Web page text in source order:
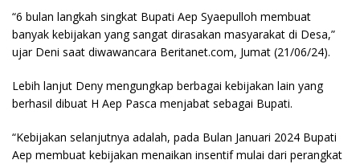
“6 bulan langkah singkat Bupati Aep Syaepulloh membuat
banyak kebijakan yang sangat dirasakan masyarakat di Desa,”
ujar Deni saat diwawancara Beritanet.com, Jumat (21/06/24).
Lebih lanjut Deny mengungkap berbagai kebijakan lain yang
berhasil dibuat H Aep Pasca menjabat sebagai Bupati.
“Kebijakan selanjutnya adalah, pada Bulan Januari 2024 Bupati
Aep membuat kebijakan menaikan insentif mulai dari perangkat